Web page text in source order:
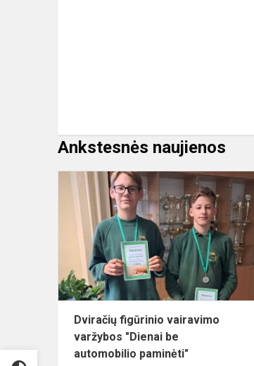
Ankstesnės naujienos
Dviračių figūrinio vairavimo
varžybos "Dienai be
automobilio paminėti"